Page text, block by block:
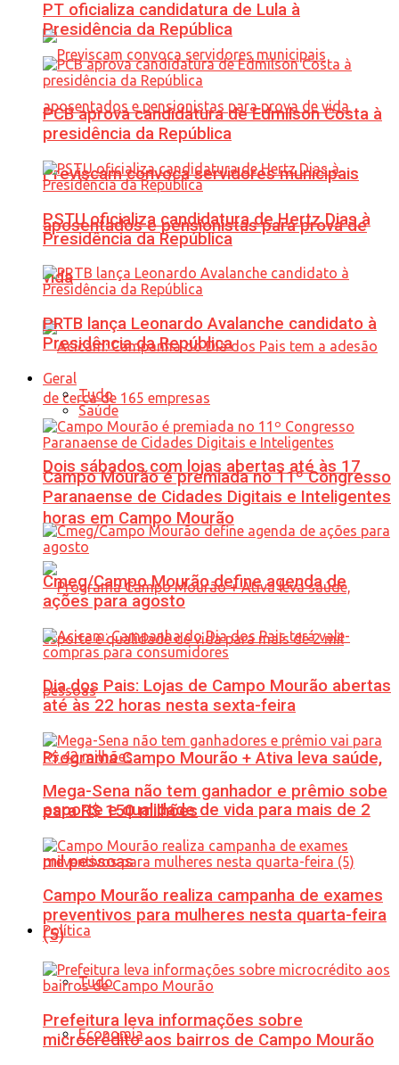
Previscam convoca servidores municipais
aposentados e pensionistas para prova de
vida
Dois sábados com lojas abertas até às 17
horas em Campo Mourão
Programa Campo Mourão + Ativa leva saúde,
esporte e qualidade de vida para mais de 2
mil pessoas
Política
Tudo
Economia
PT oficializa candidatura de Lula à
Presidência da República
PCB aprova candidatura de Edmilson Costa à
presidência da República
PSTU oficializa candidatura de Hertz Dias à
Presidência da República
PRTB lança Leonardo Avalanche candidato à
Presidência da República
Geral
Tudo
Saúde
Campo Mourão é premiada no 11º Congresso
Paranaense de Cidades Digitais e Inteligentes
Cmeg/Campo Mourão define agenda de
ações para agosto
Dia dos Pais: Lojas de Campo Mourão abertas
até às 22 horas nesta sexta-feira
Mega-Sena não tem ganhador e prêmio sobe
para R$ 150 milhões
Campo Mourão realiza campanha de exames
preventivos para mulheres nesta quarta-feira
(5)
Prefeitura leva informações sobre
microcrédito aos bairros de Campo Mourão